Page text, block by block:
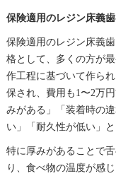
保険適用のレジン床義
保険適用のレジン床義
格として、多くの方が
作工程に基づいて作ら
保され、費用も1〜2万
みがある」「装着時の
い」「耐久性が低い」
特に厚みがあることで
り、食べ物の温度が感